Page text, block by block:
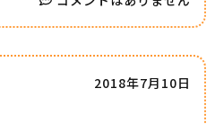
2018年7月10日